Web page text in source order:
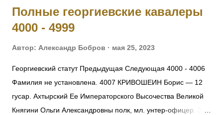
Полные георгиевские кавалеры
4000 - 4999
Автор: Александр Бобров мая 25, 2023
Георгиевский статут Предыдущая Следующая 4000 - 4006
Фамилия не установлена. 4007 КРИВОШЕИН Борис — 12
гусар. Ахтырский Ее Императорского Высочества Великой
Княгини Ольги Александровны полк, мл. унтер-офицер. За